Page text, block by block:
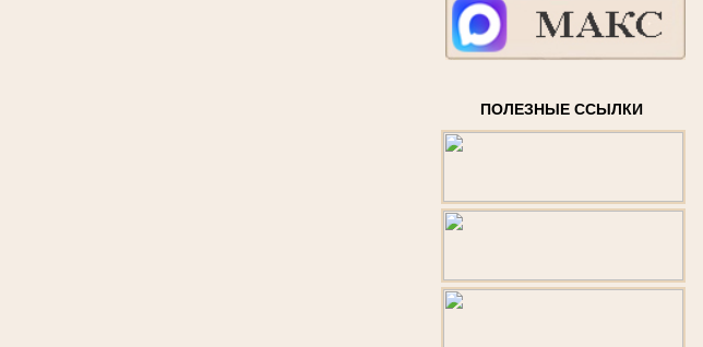
ПОЛЕЗНЫЕ ССЫЛКИ